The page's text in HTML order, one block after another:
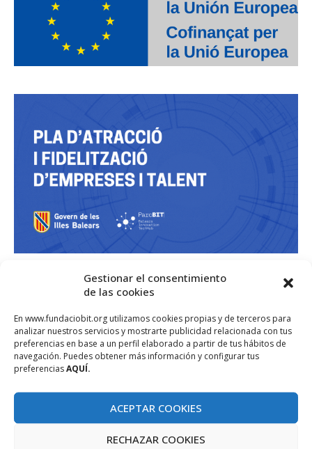
Gestionar el consentimiento
de las cookies
En www.fundaciobit.org utilizamos cookies propias y de terceros para
analizar nuestros servicios y mostrarte publicidad relacionada con tus
preferencias en base a un perfil elaborado a partir de tus hábitos de
navegación. Puedes obtener más información y configurar tus
preferenciasAQUÍ.
ACEPTAR COOKIES
RECHAZAR COOKIES